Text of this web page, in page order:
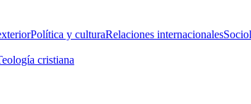
Política y culturaRelaciones internacionales
cristiana